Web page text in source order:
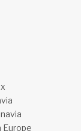
Europe